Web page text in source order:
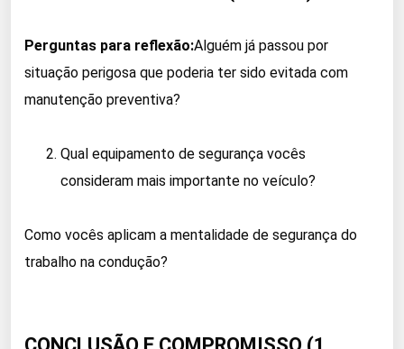
Perguntas para reflexão:Alguém já passou por
situação perigosa que poderia ter sido evitada com
manutenção preventiva?
Qual equipamento de segurança vocês
consideram mais importante no veículo?
Como vocês aplicam a mentalidade de segurança do
trabalho na condução?